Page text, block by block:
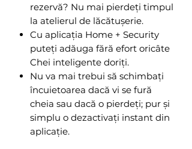
rezervă? Nu mai pierdeți timpul
la atelierul de lăcătușerie.
Cu aplicația Home + Security
puteți adăuga fără efort oricâte
Chei inteligente doriți.
Nu va mai trebui să schimbați
încuietoarea dacă vi se fură
cheia sau dacă o pierdeți; pur și
simplu o dezactivați instant din
aplicație.